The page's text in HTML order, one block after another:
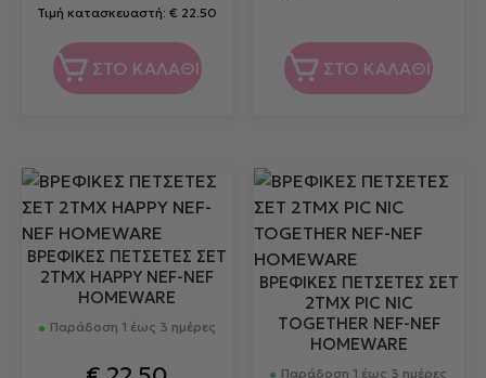
Τιμή κατασκευαστή:€ 22.50
ΣΤΟ ΚΑΛΑΘΙ ΣΤΟ ΚΑΛΑΘΙ
ΒΡΕΦΙΚΕΣ ΠΕΤΣΕΤΕΣ ΣΕΤ
2TMX HAPPY NEF-NEF
HOMEWARE
Παράδοση 1 έως 3 ημέρες
ΒΡΕΦΙΚΕΣ ΠΕΤΣΕΤΕΣ ΣΕΤ
2TMX PIC NIC
TOGETHER NEF-NEF
HOMEWARE
Παράδοση 1 έως 3 ημέρες